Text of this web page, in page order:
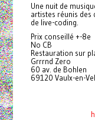
Une nuit de
artistes réunis des
de live-coding.
Prix conseillé +-8e
No CB
Restauration sur
Grrrnd Zero
60 av. de Bohlen
69120 Vaulx-en-